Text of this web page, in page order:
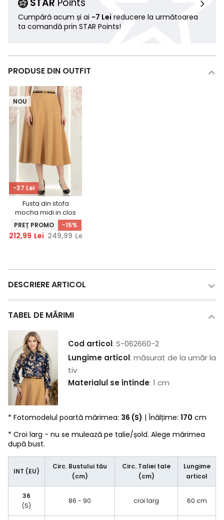
STAR Points
Cumpără acum și ai -7 Lei reducere la următoarea
ta comandă prin STAR Points!
PRODUSE DIN OUTFIT
-37 Lei
NOU
Fusta din stofa
mocha midi in clos
cu accesoriu tip
curea -
StarShinerS
PREȚ PROMO -15%
212,99 Lei 249,99 Lei
DESCRIERE ARTICOL
TABEL DE MĂRIMI
Cod articol: S-062660-2
Lungime articol: măsurat de la umăr la
tiv
Materialul se întinde: 1 cm
* Fotomodelul poartă mărimea: 36 (S) | Înălțime: 170 cm
* Croi larg - nu se mulează pe talie/șold. Alege mărimea
după bust.
INT (EU)
Circ. Bustului tău
(cm)
Circ. Taliei tale
(cm)
Lungime
articol
36
(S)
86 - 90 croi larg 60 cm